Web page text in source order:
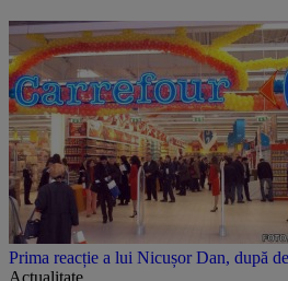
Prima reacție a lui Nicușor Dan, după